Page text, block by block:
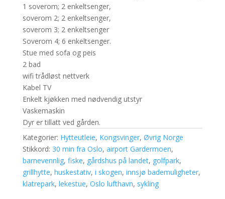
1 soverom; 2 enkeltsenger,
soverom 2; 2 enkeltsenger,
soverom 3; 2 enkeltsenger
Soverom 4; 6 enkeltsenger.
Stue med sofa og peis
2 bad
wifi trådløst nettverk
Kabel TV
Enkelt kjøkken med nødvendig utstyr
Vaskemaskin
Dyr er tillatt ved gården.
Kategorier: Hytteutleie, Kongsvinger, Øvrig Norge
Stikkord: 30 min fra Oslo, airport Gardermoen,
barnevennlig, fiske, gårdshus på landet, golfpark,
grillhytte, huskestativ, i skogen, innsjø bademuligheter,
klatrepark, lekestue, Oslo lufthavn, sykling